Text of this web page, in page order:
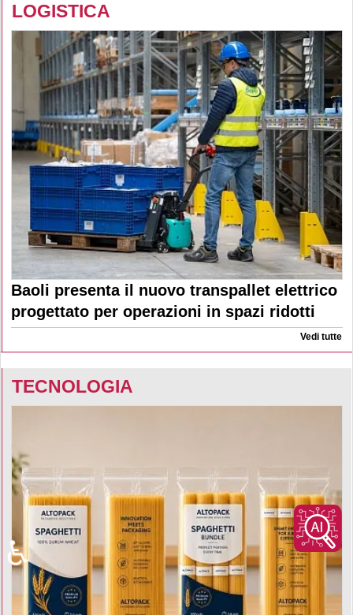
LOGISTICA
Baoli presenta il nuovo transpallet elettrico
progettato per operazioni in spazi ridotti
Vedi tutte
TECNOLOGIA